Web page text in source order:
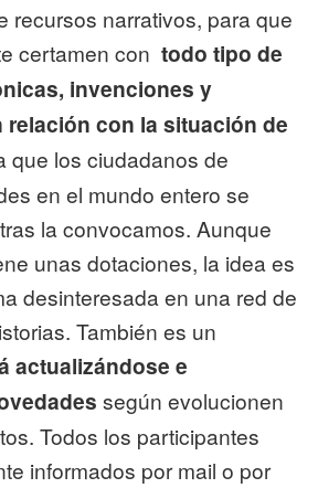
recursos narrativos, para que
certamen con todo tipo de
invenciones y
relación con la situación de
que los ciudadanos de
en el mundo entero se
la convocamos. Aunque
unas dotaciones, la idea es
desinteresada en una red de
También es un
actualizándose e
según evolucionen
Todos los participantes
informados por mail o por